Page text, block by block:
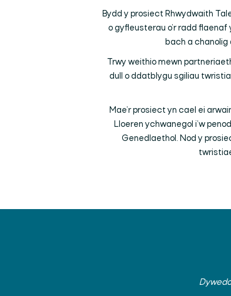
Bydd y prosiect Rhwydwaith
o gyfleusterau o’r radd
bach a
Trwy weithio mewn
dull o ddatblygu sgiliau
Mae’r prosiect yn cael ei
Lloeren ychwanegol i’w
Genedlaethol. Nod y